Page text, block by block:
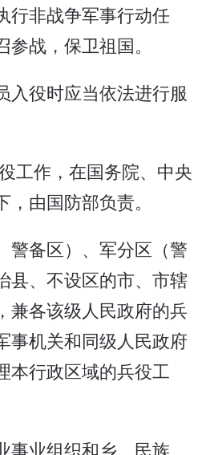
行非战争军事行动任
战，保卫祖国。
入役时应当依法进行服
工作，在国务院、中央
由国防部负责。
警备区）、军分区（警
县、不设区的市、市辖
兼各该级人民政府的兵
事机关和同级人民政府
本行政区域的兵役工
事业组织和乡、民族